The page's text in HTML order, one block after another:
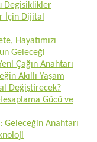
Degisiklikler
İçin Dijital
Hayatımızı
Geleceği
Çağın Anahtarı
Akıllı Yaşam
Değiştirecek?
Gücü ve
Geleceğin Anahtarı